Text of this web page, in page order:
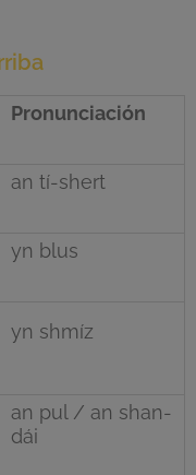
Pronunciación
an tí-shert
yn blus
yn shmíz
an pul / an shan-
dái